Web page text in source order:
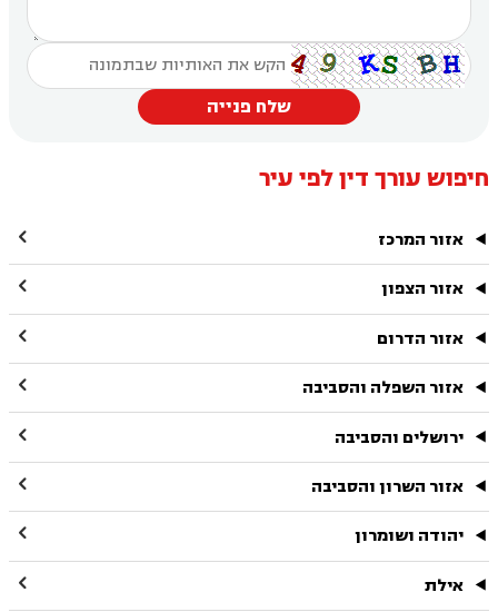
שלח פנייה
חיפוש עורך דין לפי עיר
אזור המרכז 
אזור הצפון 
אזור הדרום 
אזור השפלה והסביבה 
ירושלים והסביבה 
אזור השרון והסביבה 
יהודה ושומרון 
אילת 